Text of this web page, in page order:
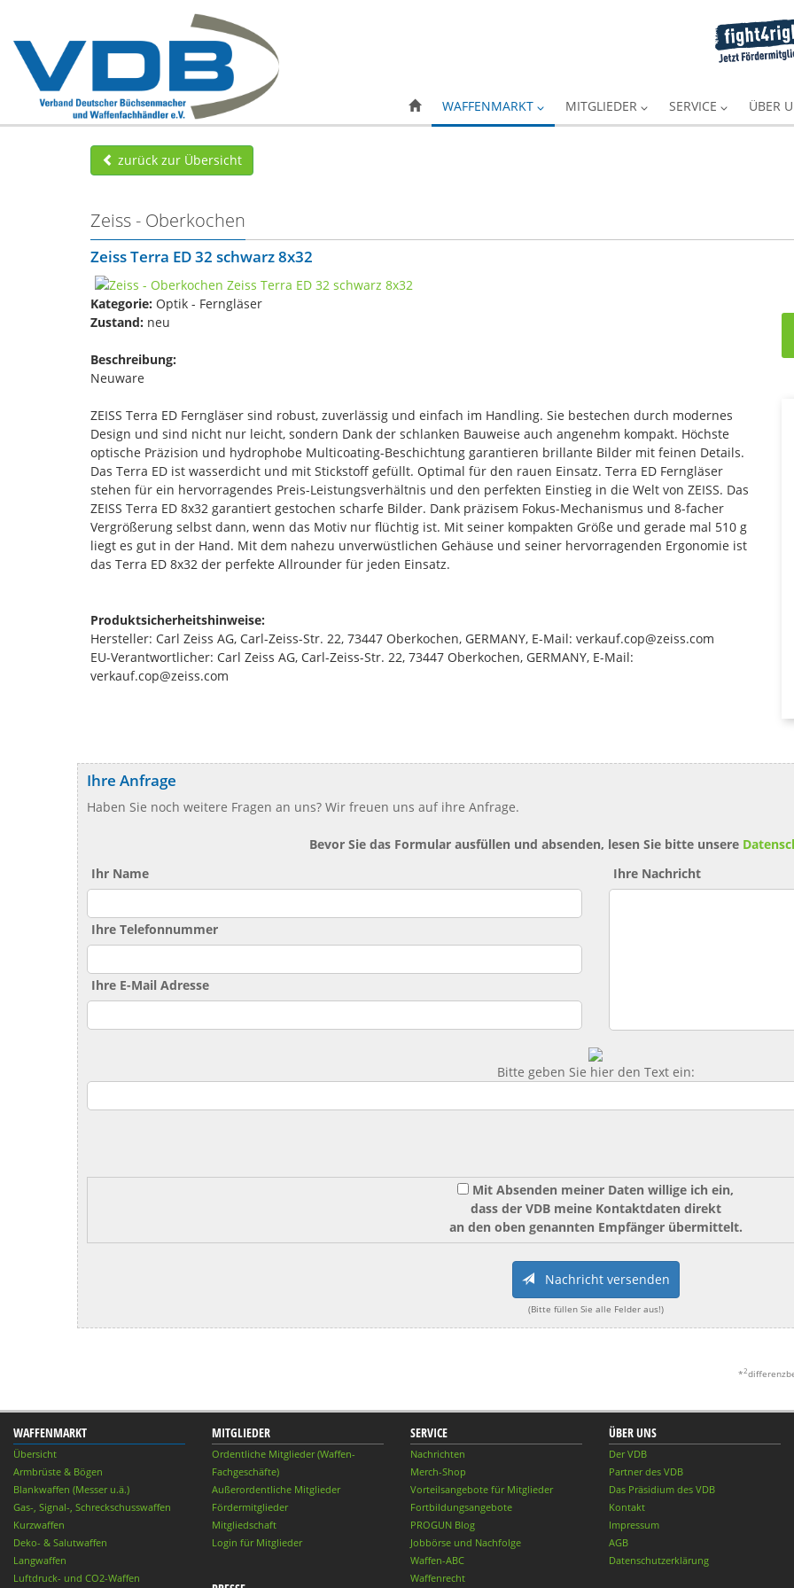
WAFFENMARKT MITGLIEDER SERVICE ÜBER
zurück zur Übersicht
Zeiss - Oberkochen
Zeiss Terra ED 32 schwarz 8x32
Kategorie: Optik - Ferngläser
Zustand: neu
Beschreibung:
Neuware
ZEISS Terra ED Ferngläser sind robust, zuverlässig und einfach im Handling. Sie bestechen durch modernes
Design und sind nicht nur leicht, sondern Dank der schlanken Bauweise auch angenehm kompakt. Höchste
optische Präzision und hydrophobe Multicoating-Beschichtung garantieren brillante Bilder mit feinen Details.
Das Terra ED ist wasserdicht und mit Stickstoff gefüllt. Optimal für den rauen Einsatz. Terra ED Ferngläser
stehen für ein hervorragendes Preis-Leistungsverhältnis und den perfekten Einstieg in die Welt von ZEISS. Das
ZEISS Terra ED 8x32 garantiert gestochen scharfe Bilder. Dank präzisem Fokus-Mechanismus und 8-facher
Vergrößerung selbst dann, wenn das Motiv nur flüchtig ist. Mit seiner kompakten Größe und gerade mal 510 g
liegt es gut in der Hand. Mit dem nahezu unverwüstlichen Gehäuse und seiner hervorragenden Ergonomie ist
das Terra ED 8x32 der perfekte Allrounder für jeden Einsatz.
Produktsicherheitshinweise:
Hersteller: Carl Zeiss AG, Carl-Zeiss-Str. 22, 73447 Oberkochen, GERMANY, E-Mail: verkauf.cop@zeiss.com
EU-Verantwortlicher: Carl Zeiss AG, Carl-Zeiss-Str. 22, 73447 Oberkochen, GERMANY, E-Mail:
verkauf.cop@zeiss.com
Ihre Anfrage
Haben Sie noch weitere Fragen an uns? Wir freuen uns auf ihre Anfrage.
Bevor Sie das Formular ausfüllen und absenden, lesen Sie bitte unsere
Ihr Name
Ihre Telefonnummer
Ihre E-Mail Adresse
Ihre Nachricht
Bitte geben Sie hier den Text ein:
Mit Absenden meiner Daten willige ich ein,
dass der VDB meine Kontaktdaten direkt
an den oben genannten Empfänger übermittelt.
Nachricht versenden
(Bitte füllen Sie alle Felder aus!)
*2
WAFFENMARKT
Übersicht
Armbrüste & Bögen
Blankwaffen (Messer u.ä.)
Gas-, Signal-, Schreckschusswaffen
Kurzwaffen
Deko- & Salutwaffen
Langwaffen
Luftdruck- und CO2-Waffen
MITGLIEDER
Ordentliche Mitglieder (Waffen-
Fachgeschäfte)
Außerordentliche Mitglieder
Fördermitglieder
Mitgliedschaft
Login für Mitglieder
SERVICE
Nachrichten
Merch-Shop
Vorteilsangebote für Mitglieder
Fortbildungsangebote
PROGUN Blog
Jobbörse und Nachfolge
Waffen-ABC
Waffenrecht
ÜBER UNS
Der VDB
Partner des VDB
Das Präsidium des VDB
Kontakt
Impressum
AGB
Datenschutzerklärung